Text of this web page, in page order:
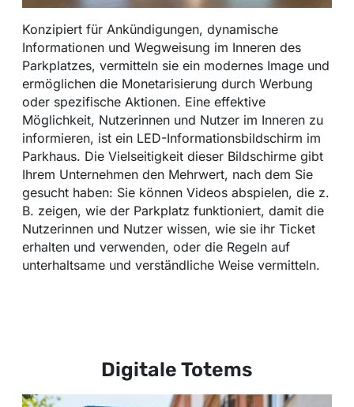
Konzipiert für Ankündigungen, dynamische
Informationen und Wegweisung im Inneren des
Parkplatzes, vermitteln sie ein modernes Image und
ermöglichen die Monetarisierung durch Werbung
oder spezifische Aktionen. Eine effektive
Möglichkeit, Nutzerinnen und Nutzer im Inneren zu
informieren, ist ein LED-Informationsbildschirm im
Parkhaus. Die Vielseitigkeit dieser Bildschirme gibt
Ihrem Unternehmen den Mehrwert, nach dem Sie
gesucht haben: Sie können Videos abspielen, die z.
B. zeigen, wie der Parkplatz funktioniert, damit die
Nutzerinnen und Nutzer wissen, wie sie ihr Ticket
erhalten und verwenden, oder die Regeln auf
unterhaltsame und verständliche Weise vermitteln.
Digitale Totems